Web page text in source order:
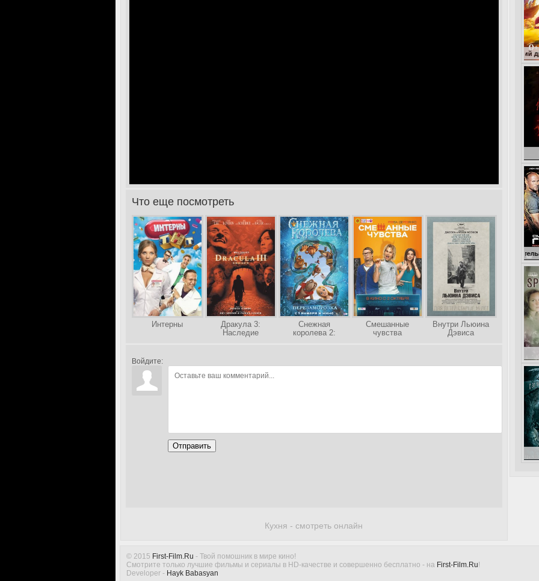
Кухня - смотреть онлайн
>Что еще посмотреть
Интерны
Дракула 3:
Наследие
Снежная
королева 2:
Смешанные
чувства
Внутри Льюина
Дэвиса
Войдите:
Отправить
Голодные
Смертельная гонка 2:
© 2015 First-Film.Ru - Твой помошник в мире кино!
Смотрите только лучшие фильмы и сериалы в HD-качестве и совершенно бесплатно - на First-Film.Ru!
Developer - Hayk Babasyan